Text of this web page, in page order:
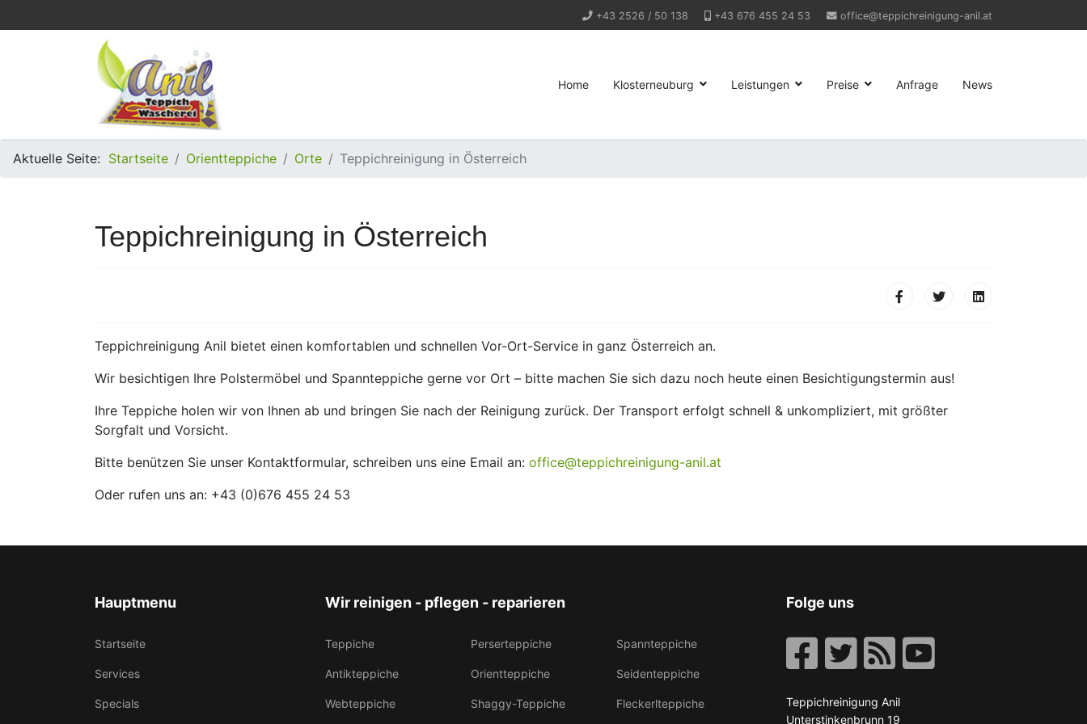
+43 2526 / 50 138 +43 676 455 24 53 office@teppichreinigung-anil.at
Home Klosterneuburg Leistungen Preise Anfrage News
Aktuelle Seite: Startseite Orientteppiche Orte Teppichreinigung in Österreich
Teppichreinigung in Österreich
Teppichreinigung Anil bietet einen komfortablen und schnellen Vor-Ort-Service in ganz Österreich an.
Wir besichtigen Ihre Polstermöbel und Spannteppiche gerne vor Ort – bitte machen Sie sich dazu noch heute einen Besichtigungstermin aus!
Ihre Teppiche holen wir von Ihnen ab und bringen Sie nach der Reinigung zurück. Der Transport erfolgt schnell & unkompliziert, mit größter
Sorgfalt und Vorsicht.
Bitte benützen Sie unser Kontaktformular, schreiben uns eine Email an: office@teppichreinigung-anil.at
Oder rufen uns an: +43 (0)676 455 24 53
Hauptmenu
Startseite
Services
Specials
Wir reinigen - pflegen - reparieren
Teppiche Perserteppiche Spannteppiche
Antikteppiche Orientteppiche Seidenteppiche
Webteppiche Shaggy-Teppiche Fleckerlteppiche
Folge uns
Teppichreinigung Anil
Unterstinkenbrunn 19